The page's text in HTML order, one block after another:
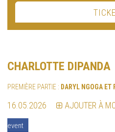
CHARLOTTE DIPANDA
PREMIÈRE PARTIE : DARYL NGOGA ET
16.05.2026 AJOUTER À
event